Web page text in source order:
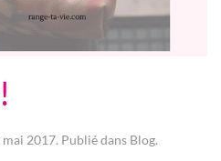
mai 2017. Publié dans Blog.